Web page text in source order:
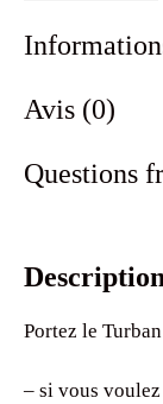
Avis (0)
Questions
Portez le
– si vous